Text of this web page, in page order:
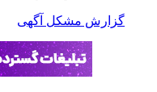
گزارش مشکل آگهی